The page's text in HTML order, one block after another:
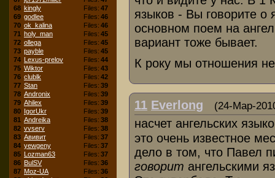
68 kingly Files: 47
69 godlee Files: 46
70 ok_kalina Files: 46
71 holy_man Files: 45
72 ollega Files: 45
73 payble Files: 45
74 Lexus-prelov Files: 44
75 Wiktor Files: 43
76 clublk Files: 42
77 Stan Files: 39
78 Andronix Files: 39
79 Ahilex Files: 39
80 IgorUkr Files: 39
81 Andreika Files: 38
82 vvserv Files: 38
83 Авивит Files: 37
84 yewgeny Files: 37
85 Lozman63 Files: 37
86 BulSV Files: 36
87 Moz-UA Files: 36
языков - Вы говорите о
основном поем на
вариант тоже бывает.
К року мы отношения
11 Everlong (24-Мар-
насчет ангельских
это очень известное
дело в том, что Павел
говорит ангельскими